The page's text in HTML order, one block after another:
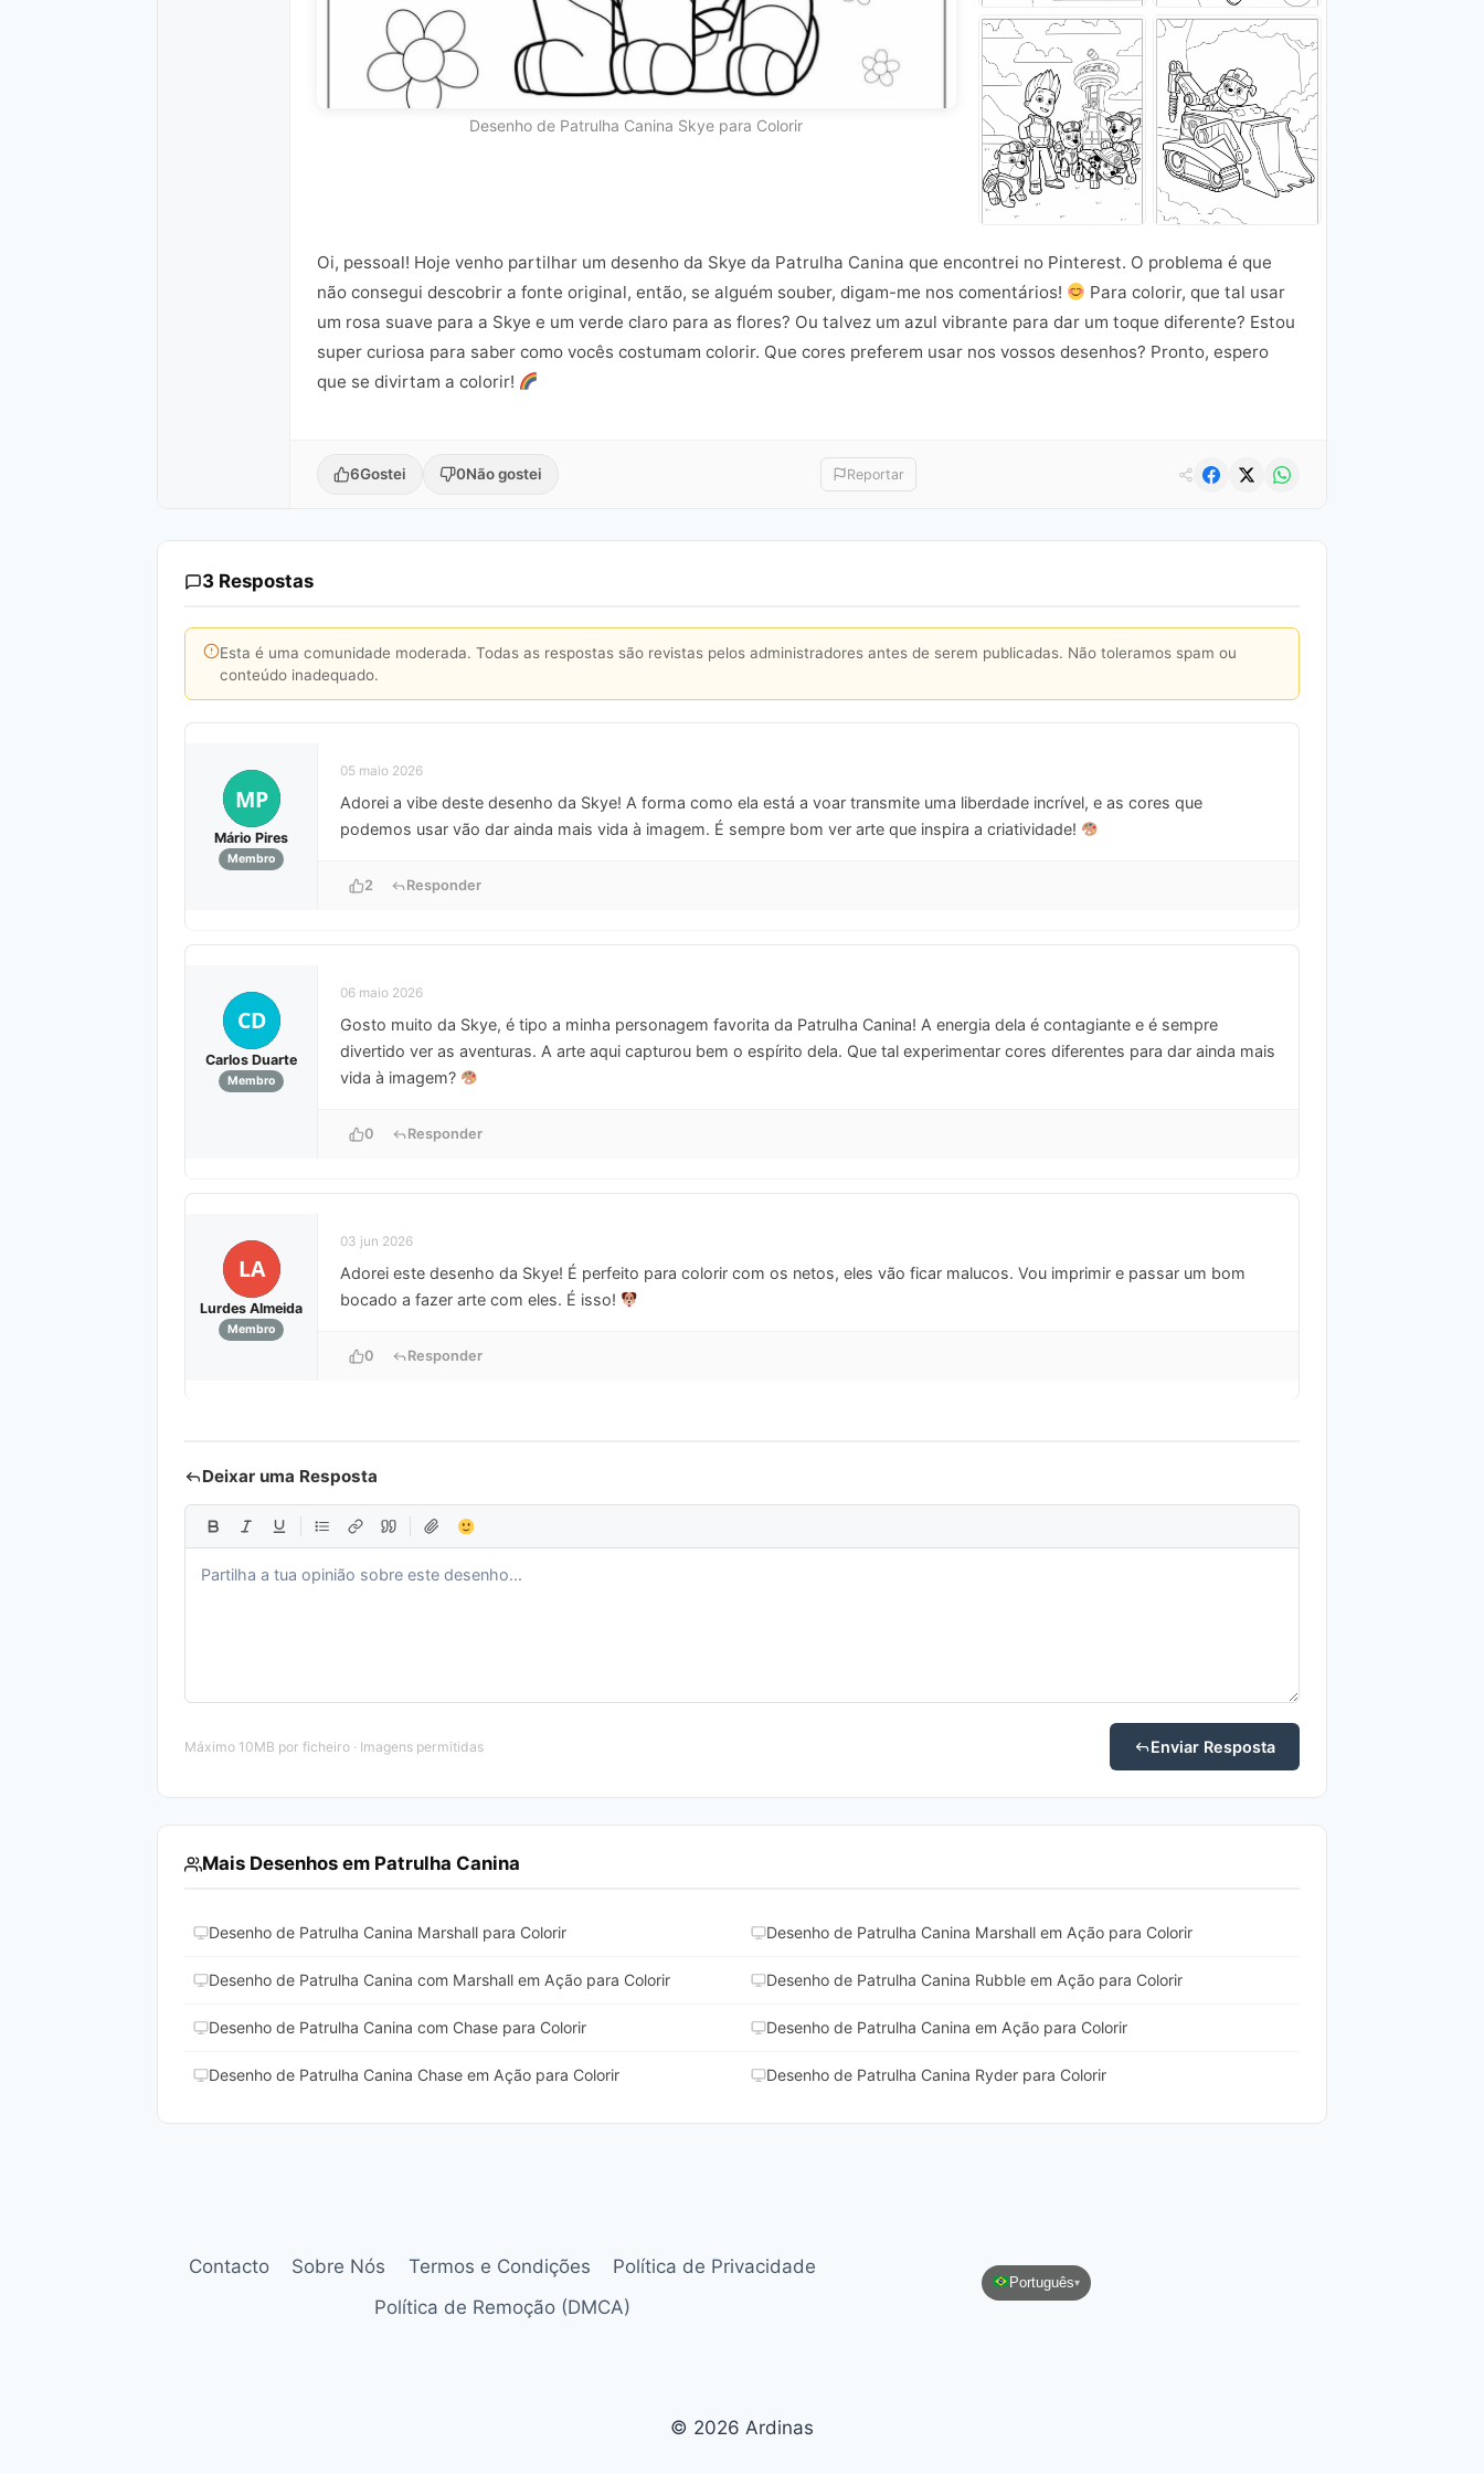
Desenho de Patrulha Canina Skye para Colorir
Oi, pessoal! Hoje venho partilhar um desenho da Skye da Patrulha Canina que encontrei no Pinterest. O problema é que
não consegui descobrir a fonte original, então, se alguém souber, digam-me nos comentários!
Para colorir, que tal usar
um rosa suave para a Skye e um verde claro para as flores? Ou talvez um azul vibrante para dar um toque diferente? Estou
super curiosa para saber como vocês costumam colorir. Que cores preferem usar nos vossos desenhos? Pronto, espero
que se divirtam a colorir!
6Gostei 0Não gostei Reportar
3 Respostas
Esta é uma comunidade moderada. Todas as respostas são revistas pelos administradores antes de serem publicadas. Não toleramos spam ou
conteúdo inadequado.
MP
Mário Pires
Membro
05 maio 2026
Adorei a vibe deste desenho da Skye! A forma como ela está a voar transmite uma liberdade incrível, e as cores que
podemos usar vão dar ainda mais vida à imagem. É sempre bom ver arte que inspira a criatividade!
2 Responder
CD
Carlos Duarte
Membro
06 maio 2026
Gosto muito da Skye, é tipo a minha personagem favorita da Patrulha Canina! A energia dela é contagiante e é sempre
divertido ver as aventuras. A arte aqui capturou bem o espírito dela. Que tal experimentar cores diferentes para dar ainda mais
vida à imagem?
0 Responder
LA
Lurdes Almeida
Membro
03 jun 2026
Adorei este desenho da Skye! É perfeito para colorir com os netos, eles vão ficar malucos. Vou imprimir e passar um bom
bocado a fazer arte com eles. É isso!
0 Responder
Deixar uma Resposta
Máximo 10MB por ficheiro · Imagens permitidas Enviar Resposta
Mais Desenhos em Patrulha Canina
Desenho de Patrulha Canina Marshall para Colorir Desenho de Patrulha Canina Marshall em Ação para Colorir
Desenho de Patrulha Canina com Marshall em Ação para Colorir Desenho de Patrulha Canina Rubble em Ação para Colorir
Desenho de Patrulha Canina com Chase para Colorir Desenho de Patrulha Canina em Ação para Colorir
Desenho de Patrulha Canina Chase em Ação para Colorir Desenho de Patrulha Canina Ryder para Colorir
Contacto Sobre Nós Termos e Condições
Política de Privacidade
Política de Remoção (DMCA)
Português▾
© 2026 Ardinas